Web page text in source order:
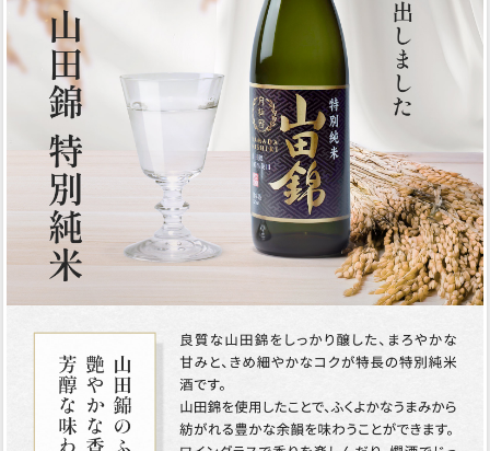
Ep.01 日本酒ハイボール🥛
🌾季節の蔵手帳
夏に楽しむ「あま酒」